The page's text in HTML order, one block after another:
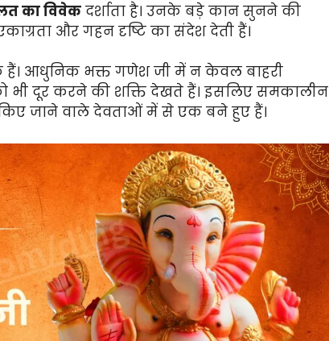
का विवेक दर्शाता है। उनके बड़े कान सुनने की
और गहन दृष्टि का संदेश देती हैं।
हैं। आधुनिक भक्त गणेश जी में न केवल बाहरी
भी दूर करने की शक्ति देखते हैं। इसलिए समकालीन
जाने वाले देवताओं में से एक बने हुए हैं।